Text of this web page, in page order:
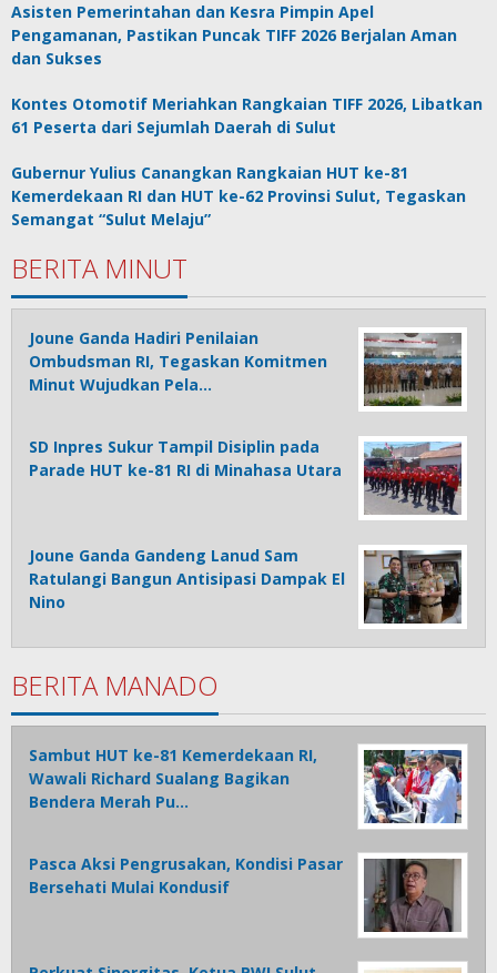
Asisten Pemerintahan dan Kesra Pimpin Apel
Pengamanan, Pastikan Puncak TIFF 2026 Berjalan Aman
dan Sukses
Kontes Otomotif Meriahkan Rangkaian TIFF 2026, Libatkan
61 Peserta dari Sejumlah Daerah di Sulut
Gubernur Yulius Canangkan Rangkaian HUT ke-81
Kemerdekaan RI dan HUT ke-62 Provinsi Sulut, Tegaskan
Semangat “Sulut Melaju”
BERITA MINUT
Joune Ganda Hadiri Penilaian
Ombudsman RI, Tegaskan Komitmen
Minut Wujudkan Pela…
SD Inpres Sukur Tampil Disiplin pada
Parade HUT ke-81 RI di Minahasa Utara
Joune Ganda Gandeng Lanud Sam
Ratulangi Bangun Antisipasi Dampak El
Nino
BERITA MANADO
Sambut HUT ke-81 Kemerdekaan RI,
Wawali Richard Sualang Bagikan
Bendera Merah Pu…
Pasca Aksi Pengrusakan, Kondisi Pasar
Bersehati Mulai Kondusif